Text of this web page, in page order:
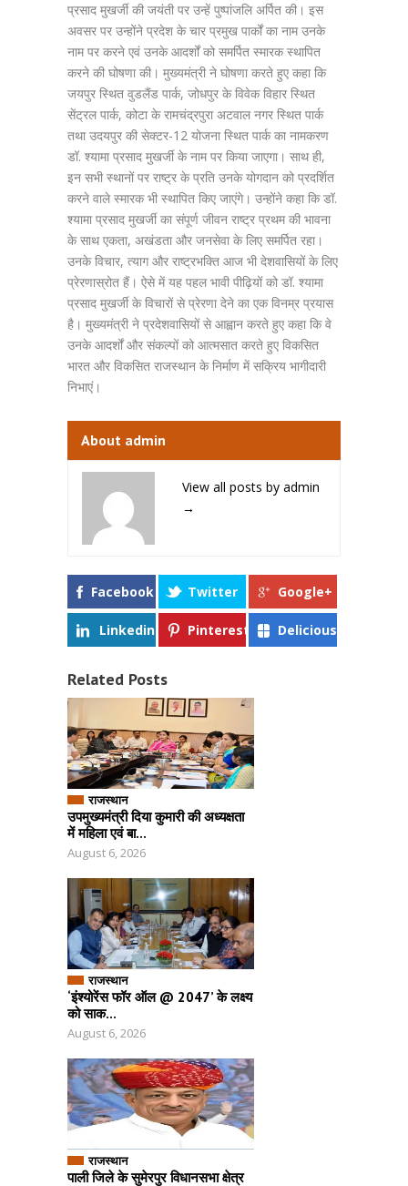
प्रसाद मुखर्जी की जयंती पर उन्हें पुष्पांजलि अर्पित की। इस
अवसर पर उन्होंने प्रदेश के चार प्रमुख पार्कों का नाम उनके
नाम पर करने एवं उनके आदर्शों को समर्पित स्मारक स्थापित
करने की घोषणा की। मुख्यमंत्री ने घोषणा करते हुए कहा कि
जयपुर स्थित वुडलैंड पार्क, जोधपुर के विवेक विहार स्थित
सेंट्रल पार्क, कोटा के रामचंद्रपुरा अटवाल नगर स्थित पार्क
तथा उदयपुर की सेक्टर-12 योजना स्थित पार्क का नामकरण
डॉ. श्यामा प्रसाद मुखर्जी के नाम पर किया जाएगा। साथ ही,
इन सभी स्थानों पर राष्ट्र के प्रति उनके योगदान को प्रदर्शित
करने वाले स्मारक भी स्थापित किए जाएंगे। उन्होंने कहा कि डॉ.
श्यामा प्रसाद मुखर्जी का संपूर्ण जीवन राष्ट्र प्रथम की भावना
के साथ एकता, अखंडता और जनसेवा के लिए समर्पित रहा।
उनके विचार, त्याग और राष्ट्रभक्ति आज भी देशवासियों के लिए
प्रेरणास्रोत हैं। ऐसे में यह पहल भावी पीढ़ियों को डॉ. श्यामा
प्रसाद मुखर्जी के विचारों से प्रेरणा देने का एक विनम्र प्रयास
है। मुख्यमंत्री ने प्रदेशवासियों से आह्वान करते हुए कहा कि वे
उनके आदर्शों और संकल्पों को आत्मसात करते हुए विकसित
भारत और विकसित राजस्थान के निर्माण में सक्रिय भागीदारी
निभाएं।
About admin
View all posts by admin
→
Facebook Twitter Google+
Linkedin Pinterest Delicious
Related Posts
राजस्थान
उपमुख्यमंत्री दिया कुमारी की अध्यक्षता
में महिला एवं बा...
August 6, 2026
राजस्थान
‘इंश्योरेंस फॉर ऑल @ 2047’ के लक्ष्य
को साक...
August 6, 2026
राजस्थान
पाली जिले के सुमेरपुर विधानसभा क्षेत्र